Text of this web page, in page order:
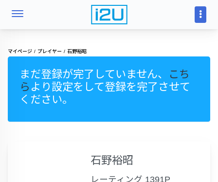
マイページ プレイヤー 石野裕昭
まだ登録が完了していません、
こち
ら より設定をして登録を完了させて
ください。
石野裕昭
レーティング 1391P